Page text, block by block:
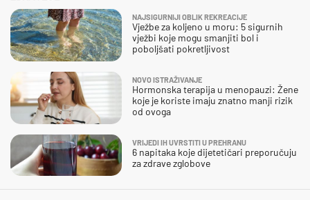
NAJSIGURNIJI OBLIK REKREACIJE
Vježbe za koljeno u moru: 5 sigurnih
vježbi koje mogu smanjiti bol i
poboljšati pokretljivost
NOVO ISTRAŽIVANJE
Hormonska terapija u menopauzi: Žene
koje je koriste imaju znatno manji rizik
od ovoga
VRIJEDI IH UVRSTITI U PREHRANU
6 napitaka koje dijetetičari preporučuju
za zdrave zglobove